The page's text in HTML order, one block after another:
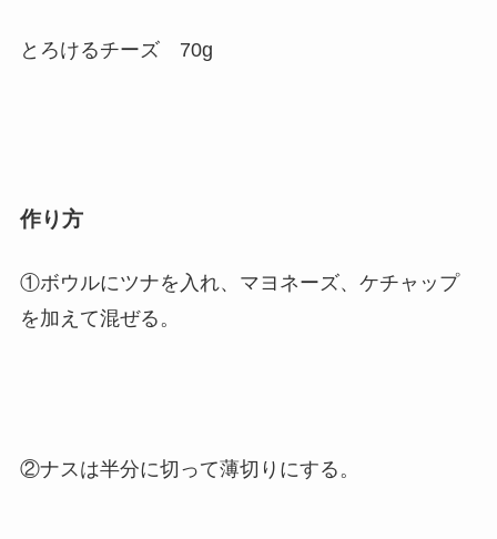
とろけるチーズ 70g
作り方
①ボウルにツナを入れ、マヨネーズ、ケチャップ
を加えて混ぜる。
②ナスは半分に切って薄切りにする。